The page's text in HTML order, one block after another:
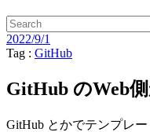
2022/9/1
Tag : GitHub
GitHub のWeb
GitHub とかでテンプレ